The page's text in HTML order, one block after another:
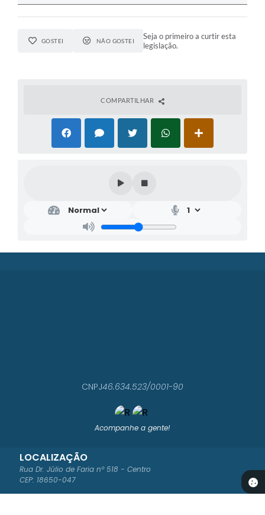
GOSTEI NÃO GOSTEI
Seja o primeiro a curtir esta
legislação.
COMPARTILHAR
Acompanhe a gente!
LOCALIZAÇÃO
Rua Dr. Júlio de Faria nº 518 - Centro
CEP: 18650-047
CNPJ46.634.523/0001-90